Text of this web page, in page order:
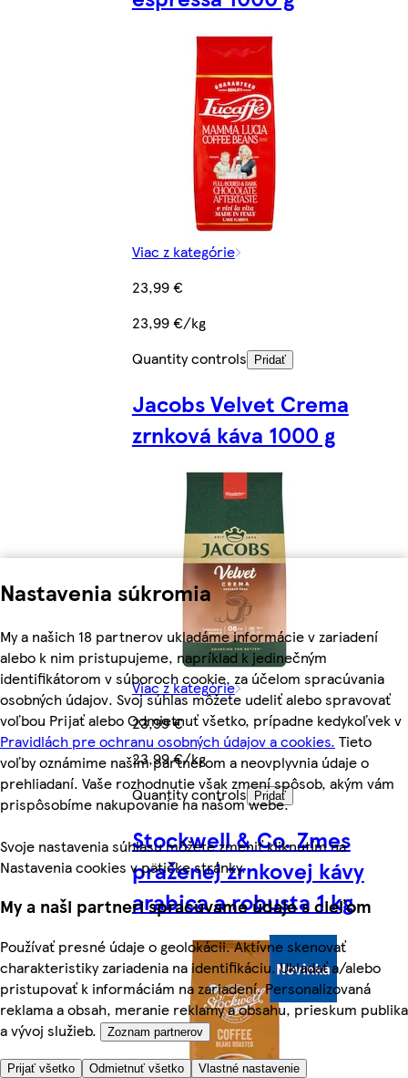
Nastavenia súkromia
My a našich 18 partnerov ukladáme informácie v zariadení
alebo k nim pristupujeme, napríklad k jedinečným
identifikátorom v súboroch cookie, za účelom spracúvania
osobných údajov. Svoj súhlas môžete udeliť alebo spravovať
voľbou Prijať alebo Odmietnuť všetko, prípadne kedykoľvek v
Pravidlách pre ochranu osobných údajov a cookies. Tieto
voľby oznámime našim partnerom a neovplyvnia údaje o
prehliadaní. Vaše rozhodnutie však zmení spôsob, akým vám
prispôsobíme nakupovanie na našom webe.
Svoje nastavenia súhlasu môžete zmeniť kliknutím na
Nastavenia cookies v pätičke stránky.
My a naši partneri spracúvame údaje s cieľom
Používať presné údaje o geolokácii. Aktívne skenovať
charakteristiky zariadenia na identifikáciu. Ukladať a/alebo
pristupovať k informáciám na zariadení. Personalizovaná
reklama a obsah, meranie reklamy a obsahu, prieskum publika
a vývoj služieb.
Zoznam partnerov
Prijať všetko Odmietnuť všetko Vlastné nastavenie
Viac z kategórie
23,99 €
23,99 €/kg
Quantity controls
Pridať
Jacobs Velvet Crema
zrnková káva 1000 g
Viac z kategórie
23,99 €
23,99 €/kg
Quantity controls
Pridať
Stockwell & Co. Zmes
praženej zrnkovej kávy
arabica a robusta 1 kg